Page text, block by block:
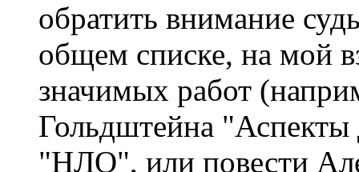
обратить внимание
общем списке, на мой
значимых работ
Гольдштейна
"НЛО", или повести